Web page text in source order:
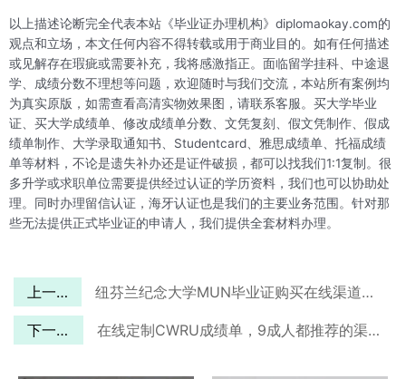
以上描述论断完全代表本站《毕业证办理机构》diplomaokay.com的
观点和立场，本文任何内容不得转载或用于商业目的。如有任何描述
或见解存在瑕疵或需要补充，我将感激指正。面临留学挂科、中途退
学、成绩分数不理想等问题，欢迎随时与我们交流，本站所有案例均
为真实原版，如需查看高清实物效果图，请联系客服。买大学毕业
证、买大学成绩单、修改成绩单分数、文凭复刻、假文凭制作、假成
绩单制作、大学录取通知书、Studentcard、雅思成绩单、托福成绩
单等材料，不论是遗失补办还是证件破损，都可以找我们1:1复制。很
多升学或求职单位需要提供经过认证的学历资料，我们也可以协助处
理。同时办理留信认证，海牙认证也是我们的主要业务范围。针对那
些无法提供正式毕业证的申请人，我们提供全套材料办理。
上一篇 纽芬兰纪念大学MUN毕业证购买在线渠道推荐！
下一篇 在线定制CWRU成绩单，9成人都推荐的渠道！